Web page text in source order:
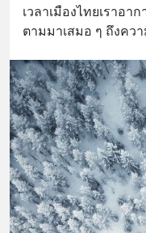
เวลาเมืองไทยเราอ
ตามมาเสมอ ๆ ถึงคว